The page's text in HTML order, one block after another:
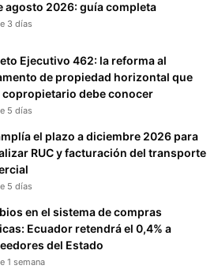
agosto 2026: guía completa
3 días
Ejecutivo 462: la reforma al
de propiedad horizontal que
debe conocer
5 días
el plazo a diciembre 2026 para
RUC y facturación del transporte
5 días
en el sistema de compras
Ecuador retendrá el 0,4% a
del Estado
1 semana